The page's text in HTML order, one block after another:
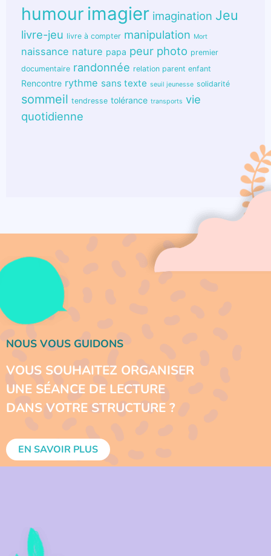
humour imagier imagination Jeu
livre-jeu livre à compter manipulation Mort
naissance nature papa peur photo premier
documentaire randonnée relation parent enfant
Rencontre rythme sans texte seuil jeunesse solidarité
sommeil tendresse tolérance transports vie
quotidienne
NOUS VOUS GUIDONS
VOUS SOUHAITEZ ORGANISER
UNE SÉANCE DE LECTURE
DANS VOTRE STRUCTURE ?
EN SAVOIR PLUS